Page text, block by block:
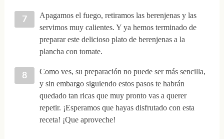
Apagamos el fuego, retiramos las berenjenas y las
servimos muy calientes. Y ya hemos terminado de
preparar este delicioso plato de berenjenas a la
plancha con tomate.
Como ves, su preparación no puede ser más sencilla,
y sin embargo siguiendo estos pasos te habrán
quedado tan ricas que muy pronto vas a querer
repetir. ¡Esperamos que hayas disfrutado con esta
receta! ¡Que aproveche!